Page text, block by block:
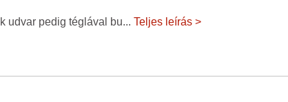
udvar pedig téglával bu... Teljes leírás >